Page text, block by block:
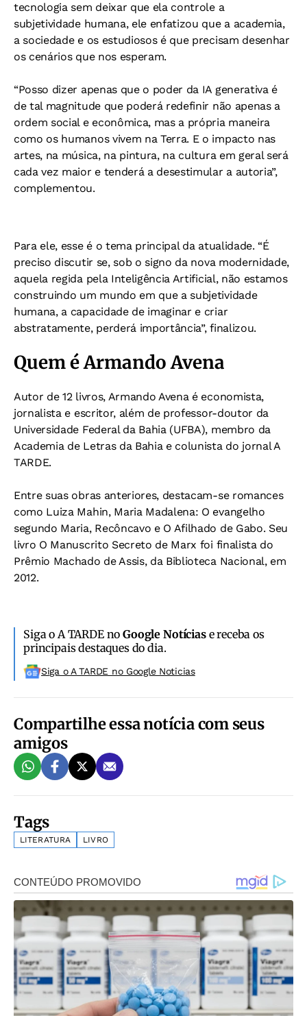
tecnologia sem deixar que ela controle a
subjetividade humana, ele enfatizou que a academia,
a sociedade e os estudiosos é que precisam desenhar
os cenários que nos esperam.
“Posso dizer apenas que o poder da IA generativa é
de tal magnitude que poderá redefinir não apenas a
ordem social e econômica, mas a própria maneira
como os humanos vivem na Terra. E o impacto nas
artes, na música, na pintura, na cultura em geral será
cada vez maior e tenderá a desestimular a autoria”,
complementou.
Para ele, esse é o tema principal da atualidade. “É
preciso discutir se, sob o signo da nova modernidade,
aquela regida pela Inteligência Artificial, não estamos
construindo um mundo em que a subjetividade
humana, a capacidade de imaginar e criar
abstratamente, perderá importância”, finalizou.
Quem é Armando Avena
Autor de 12 livros, Armando Avena é economista,
jornalista e escritor, além de professor-doutor da
Universidade Federal da Bahia (UFBA), membro da
Academia de Letras da Bahia e colunista do jornal A
TARDE.
Entre suas obras anteriores, destacam-se romances
como Luiza Mahin, Maria Madalena: O evangelho
segundo Maria, Recôncavo e O Afilhado de Gabo. Seu
livro O Manuscrito Secreto de Marx foi finalista do
Prêmio Machado de Assis, da Biblioteca Nacional, em
2012.
Siga o A TARDE noGoogle Notíciase receba os
principais destaques do dia.
Siga o A TARDE no Google Noticias
Compartilhe essa notícia com seus
amigos
Tags
LITERATURA LIVRO